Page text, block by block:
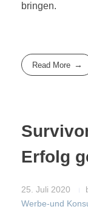
bringen.
Read More
Erfolg
25. Juli 2020
Werbe-und